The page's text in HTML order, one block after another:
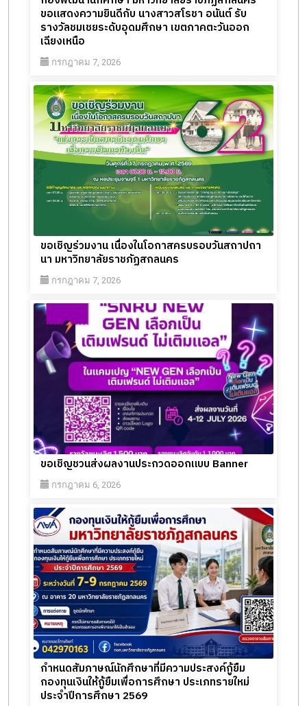
ขอแสดงความยินดีกับ นางสาวสโรชา อนันต์ รับ
รางวัลชมเชยระดับอุดมศึกษา เขตภาคตะวันออก
เฉียงเหนือ
กรกฎาคม 7, 2026
ขอเชิญร่วมงาน เนื่องในโอกาสครบรอบวันสถาปถา
นา มหาวิทยาลัยราชภัฏสกลนคร
กรกฎาคม 7, 2026
ขอเชิญชวนส่งผลงานประกวดออกแบบ Banner
กรกฎาคม 6, 2026
กำหนดสัมภาษณ์นักศึกษาที่มีความประสงค์กู้ยืม
กองทุนเงินให้กู้ยืมเพื่อการศึกษา ประเภทรายใหม่
ประจำปีการศึกษา 2569